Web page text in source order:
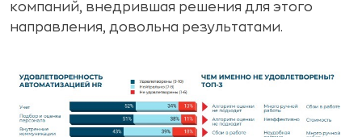
компаний, внедрившая решения для этого
направления, довольна результатами.